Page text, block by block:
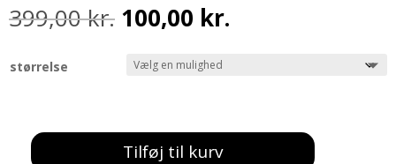
399,00kr. Den
oprindelige
pris
var:
100,00 kr.
størrelse
Sandal
Tilføj til kurv